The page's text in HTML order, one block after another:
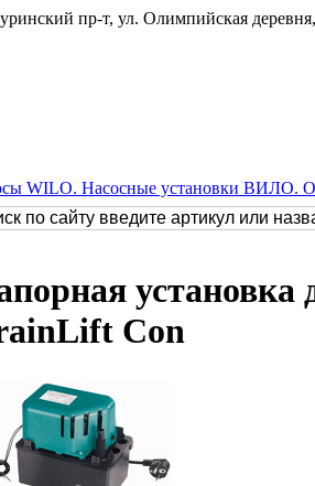
пр-т, ул. Олимпийская
WILO. Насосные установки ВИЛО.
установка
Con